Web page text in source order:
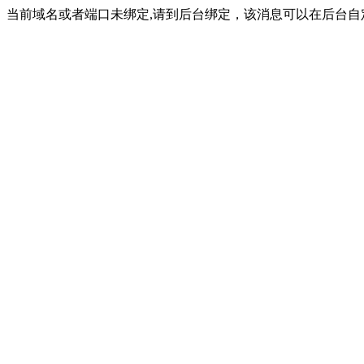
当前域名或者端口未绑定,请到后台绑定，该消息可以在后台自